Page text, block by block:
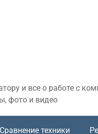
и все о работе с
фото и видео
Сравнение техники